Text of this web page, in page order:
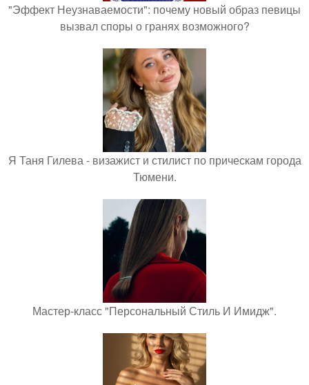
"Эффект Неузнаваемости": почему новый образ певицы
вызвал споры о гранях возможного?
Я Таня Гилева - визажист и стилист по прическам города
Тюмени.
Мастер-класс "Персональный Стиль И Имидж".